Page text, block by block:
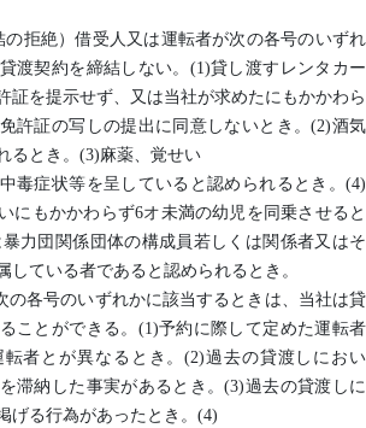
の拒絶）借受人又は運転者が次の各号のいずれ
渡契約を締結しない。(1)貸し渡すレンタカー
証を提示せず、又は当社が求めたにもかかわら
許証の写しの提出に同意しないとき。(2)酒気
るとき。(3)麻薬、覚せい
毒症状等を呈していると認められるとき。(4)
にもかかわらず6オ未満の幼児を同乗させると
力団関係団体の構成員若しくは関係者又はそ
している者であると認められるとき。
の各号のいずれかに該当するときは、当社は貸
ことができる。(1)予約に際して定めた運転者
者とが異なるとき。(2)過去の貸渡しにおい
滞納した事実があるとき。(3)過去の貸渡しに
げる行為があったとき。(4)